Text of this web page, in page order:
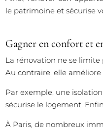
le patrimoine et sécurise
Gagner en confort et
La rénovation ne se limite
Au contraire, elle
Par exemple, une
sécurise le logement.
À Paris, de nombreux